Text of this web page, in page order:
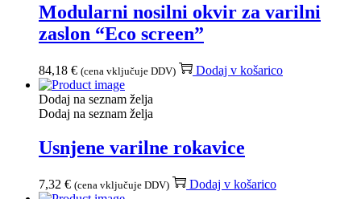
Modularni nosilni okvir za varilni
zaslon “Eco screen”
84,18 € (cena vključuje DDV) Dodaj v košarico
Dodaj na seznam želja
Dodaj na seznam želja
Usnjene varilne rokavice
7,32 € (cena vključuje DDV) Dodaj v košarico